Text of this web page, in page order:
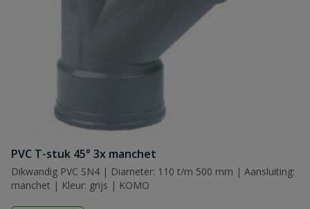
PVC T-stuk 45° 3x manchet
Dikwandig PVC SN4 | Diameter: 110 t/m 500 mm | Aansluiting:
manchet | Kleur: grijs | KOMO